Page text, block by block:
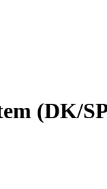
(DK/